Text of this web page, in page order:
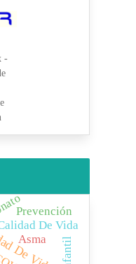
De VidaDe Vida
Prevención
Asma